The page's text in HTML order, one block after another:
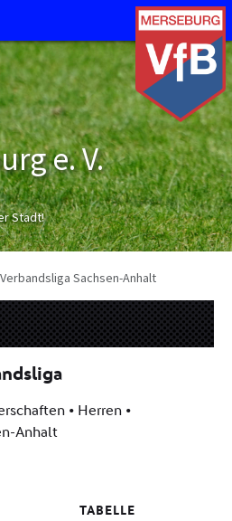
e. V.
Stadt!
Verbandsliga Sachsen-Anhalt